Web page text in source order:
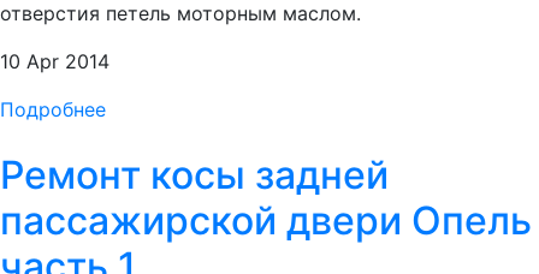
отверстия петель моторным маслом.
10 Apr 2014
Подробнее
Ремонт косы задней
пассажирской двери Опель